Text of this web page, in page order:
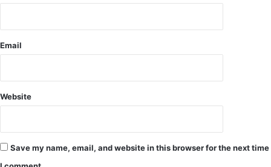
Email
Website
Save my name, email, and website in this browser for the next time